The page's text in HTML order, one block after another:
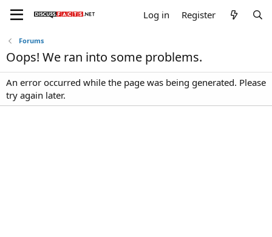
Log in Register
Forums
Oops! We ran into some problems.
An error occurred while the page was being generated. Please
try again later.